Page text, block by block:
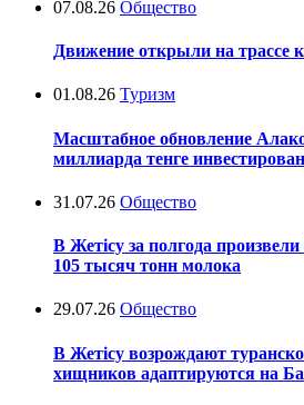
07.08.26 Общество
Движение открыли на трассе
01.08.26 Туризм
Масштабное обновление
миллиарда тенге
31.07.26 Общество
В Жетісу за полгода
105 тысяч тонн молока
29.07.26 Общество
В Жетісу возрождают
хищников адаптируются на